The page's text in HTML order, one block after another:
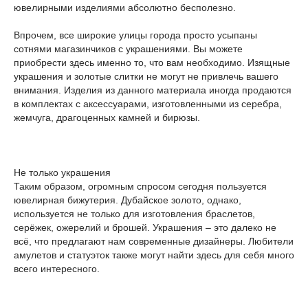
ювелирными изделиями абсолютно бесполезно.
Впрочем, все широкие улицы города просто усыпаны
сотнями магазинчиков с украшениями. Вы можете
приобрести здесь именно то, что вам необходимо. Изящные
украшения и золотые слитки не могут не привлечь вашего
внимания. Изделия из данного материала иногда продаются
в комплектах с аксессуарами, изготовленными из серебра,
жемчуга, драгоценных камней и бирюзы.
Не только украшения
Таким образом, огромным спросом сегодня пользуется
ювелирная бижутерия. Дубайское золото, однако,
используется не только для изготовления браслетов,
серёжек, ожерелий и брошей. Украшения – это далеко не
всё, что предлагают нам современные дизайнеры. Любители
амулетов и статуэток также могут найти здесь для себя много
всего интересного.